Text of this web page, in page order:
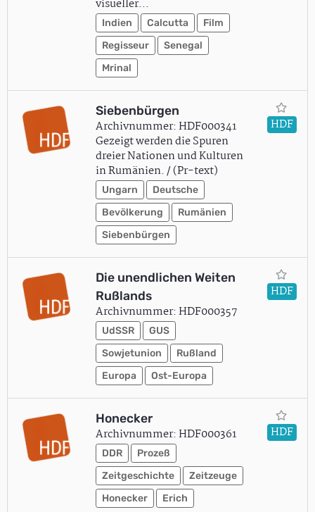
visueller…
Indien Calcutta
Film
Regisseur
Senegal
Mrinal
Siebenbürgen
Archivnummer: HDF000341
Gezeigt werden die Spuren
dreier Nationen und Kulturen
in Rumänien. / (Pr-text)
Ungarn
Deutsche
Bevölkerung
Rumänien
Siebenbürgen
HDF
Die unendlichen Weiten
Rußlands
Archivnummer: HDF000357
UdSSR
GUS
Sowjetunion
Rußland
Europa
Ost-Europa
HDF
Honecker
Archivnummer: HDF000361
DDR
Prozeß
Zeitgeschichte
Zeitzeuge
Honecker
Erich
HDF